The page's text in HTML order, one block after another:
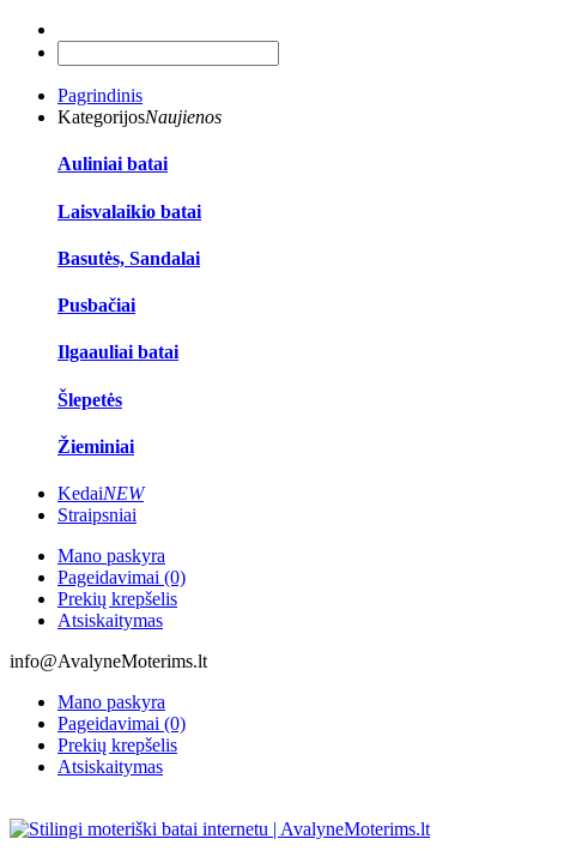
Pagrindinis
KategorijosNaujienos
Auliniai batai
Laisvalaikio batai
Basutės, Sandalai
Pusbačiai
Ilgaauliai batai
Šlepetės
Žieminiai
KedaiNEW
Straipsniai
Mano paskyra
Pageidavimai (0)
Prekių krepšelis
Atsiskaitymas
info@AvalyneMoterims.lt
Mano paskyra
Pageidavimai (0)
Prekių krepšelis
Atsiskaitymas